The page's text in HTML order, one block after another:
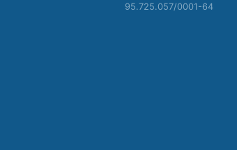
95.725.057/0001-64